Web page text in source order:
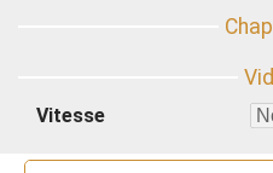
Vitesse